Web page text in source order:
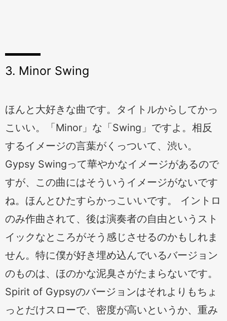
3. Minor Swing
ほんと大好きな曲です。タイトルからしてかっ
こいい。「Minor」な「Swing」ですよ。相反
するイメージの言葉がくっついて、渋い。
Gypsy Swingって華やかなイメージがあるので
すが、この曲にはそういうイメージがないです
ね。ほんとひたすらかっこいいです。 イントロ
のみ作曲されて、後は演奏者の自由というスト
イックなところがそう感じさせるのかもしれま
せん。特に僕が好き埋め込んでいるバージョン
のものは、ほのかな泥臭さがたまらないです。
Spirit of Gypsyのバージョンはそれよりもちょ
っとだけスローで、密度が高いというか、重み